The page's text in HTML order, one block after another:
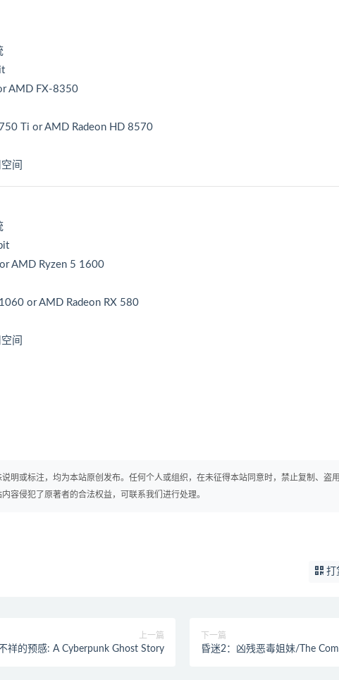
AMD FX-8350
Ti or AMD Radeon HD 8570
间
AMD Ryzen 5 1600
or AMD Radeon RX 580
间
明或标注，均为本站原创发布。任何个人或组织，在未征得本站同意时，禁止复制、盗
容侵犯了原著者的合法权益，可联系我们进行处理。
打
上一篇
祥的预感: A Cyberpunk Ghost Story
下一篇
昏迷2：凶残恶毒姐妹/The